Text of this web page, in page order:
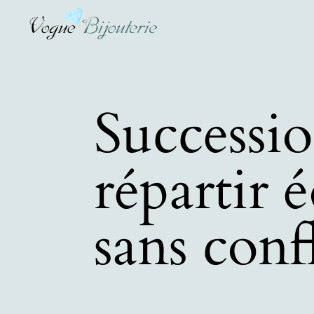
répartir
sans